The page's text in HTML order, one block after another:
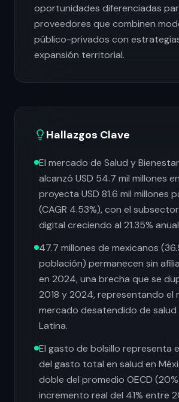
oportunidades diferenciadas
proveedores que combinen
público-privados con
expansión territorial.
Hallazgos Clave
El mercado de Salud y
alcanzó USD 54.7 mil millones
proyecta USD 81.6 mil millones
(CAGR 4.53%), con el
digital creciendo al 21.35%
47.7 millones de mexicanos
población) permanecen sin
en 2024, una brecha que se
2018 y 2024, representando el
mercado desatendido de salud
Latina.
El gasto de bolsillo representa
del gasto total en salud en
doble del promedio OECD
incremento real del 41% entre